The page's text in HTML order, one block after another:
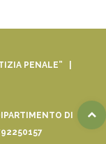
PENALE” |
DI